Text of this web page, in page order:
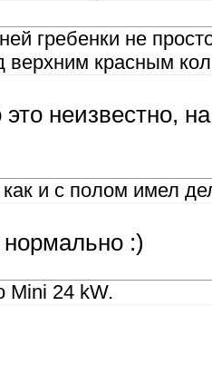
гребенки не
верхним красным
это неизвестно,
и с полом имел
нормально :)
Mini 24 kW.